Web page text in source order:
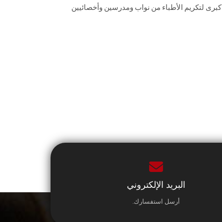
لتكريم الأطباء من نواب ومدرسين وأخصائيين
البريد الإلكتروني
أرسل استفسارك.